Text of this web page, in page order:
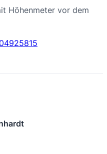
Höhenmeter vor dem